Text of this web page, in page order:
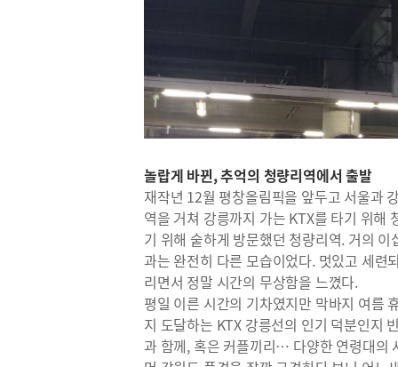
놀랍게 바뀐, 추억의 청량리역에서 출발
재작년 12월 평창올림픽을 앞두고 서울과
역을 거쳐 강릉까지 가는 KTX를 타기 위해
기 위해 숱하게 방문했던 청량리역. 거의
과는 완전히 다른 모습이었다. 멋있고 세련
리면서 정말 시간의 무상함을 느꼈다.
평일 이른 시간의 기차였지만 막바지 여름
지 도달하는 KTX 강릉선의 인기 덕분인지
과 함께, 혹은 커플끼리… 다양한 연령대의